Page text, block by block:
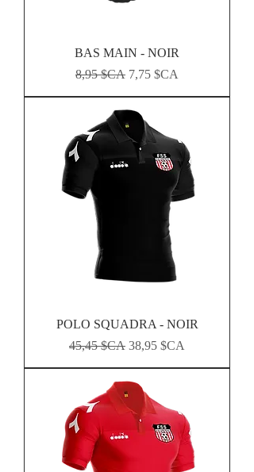
BAS MAIN - NOIR
Prix original
8,95 $CA Prix promotionnel
7,75 $CA
POLO SQUADRA - NOIR
Prix original
45,45 $CA Prix promotionnel
38,95 $CA